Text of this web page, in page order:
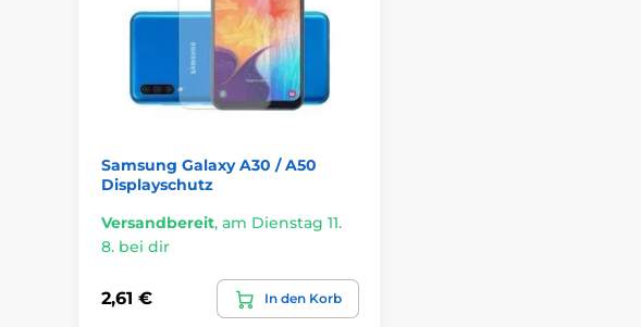
Samsung Galaxy A30 / A50
Displayschutz
Versandbereit, am Dienstag 11.
8. bei dir
2,61 € In den Korb